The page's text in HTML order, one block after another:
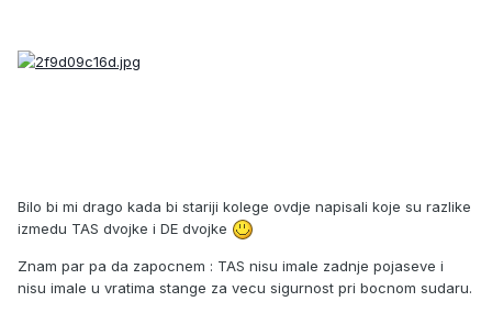
Bilo bi mi drago kada bi stariji kolege ovdje napisali koje su razlike
izmedu TAS dvojke i DE dvojke
Znam par pa da zapocnem : TAS nisu imale zadnje pojaseve i
nisu imale u vratima stange za vecu sigurnost pri bocnom sudaru.